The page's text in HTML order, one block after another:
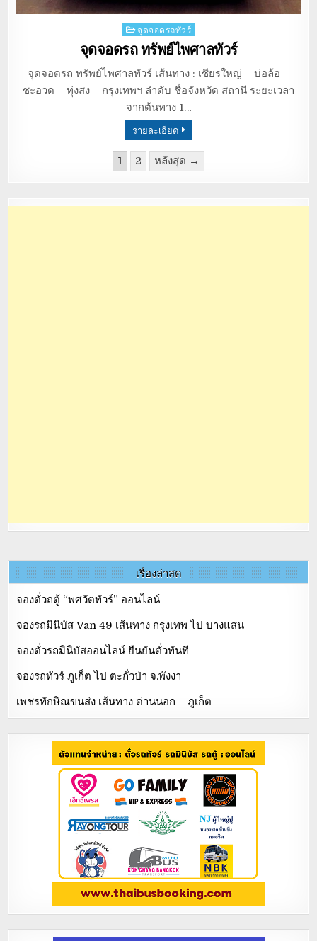
Posted
in
จุดจอดรถทัวร์
จุดจอดรถ ทรัพย์ไพศาลทัวร์
จุดจอดรถ ทรัพย์ไพศาลทัวร์ เส้นทาง : เชียรใหญ่ – บ่อล้อ –
ชะอวด – ทุ่งสง – กรุงเทพฯ ลำดับ ชื่อจังหวัด สถานี ระยะเวลา
จากต้นทาง 1…
รายละเอียด
1 2 หลังสุด →
เรื่องล่าสุด
จองตั๋วถตู้ “พศวัตทัวร์” ออนไลน์
จองรถมินิบัส Van 49 เส้นทาง กรุงเทพ ไป บางแสน
จองตั๋วรถมินิบัสออนไลน์ ยืนยันตั๋วทันที
จองรถทัวร์ ภูเก็ต ไป ตะกั่วป่า จ.พังงา
เพชรทักษิณขนส่ง เส้นทาง ด่านนอก – ภูเก็ต